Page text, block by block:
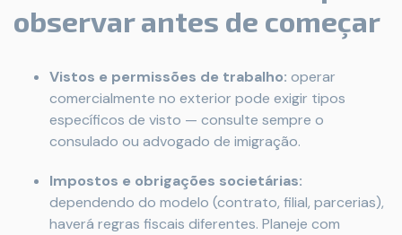
observar antes de começar
Vistos e permissões de trabalho: operar
comercialmente no exterior pode exigir tipos
específicos de visto — consulte sempre o
consulado ou advogado de imigração.
Impostos e obrigações societárias:
dependendo do modelo (contrato, filial, parcerias),
haverá regras fiscais diferentes. Planeje com